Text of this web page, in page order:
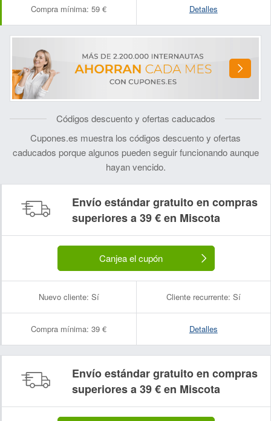
Compra mínima: 59 € Detalles
Códigos descuento y ofertas caducados
Cupones.es muestra los códigos descuento y ofertas
caducados porque algunos pueden seguir funcionando aunque
hayan vencido.
Envío estándar gratuito en compras
superiores a 39 € en Miscota
Canjea el cupón
Nuevo cliente: Sí Cliente recurrente: Sí
Compra mínima: 39 € Detalles
Envío estándar gratuito en compras
superiores a 39 € en Miscota